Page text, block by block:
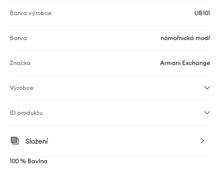
Barva výrobce UB101
Barva námořnická modř
Značka Armani Exchange
Výrobce
ID produktu
Složení
100 % Bavlna